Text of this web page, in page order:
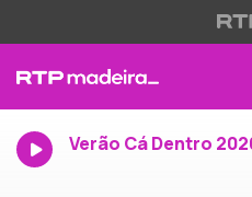
Verão Cá Dentro